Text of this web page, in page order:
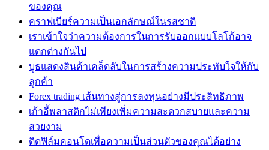
ของคุณ
คราฟเบียร์ความเป็นเอกลักษณ์ในรสชาติ
เราเข้าใจว่าความต้องการในการรับออกแบบโลโก้อาจ
แตกต่างกันไป
บูธแสดงสินค้าเคล็ดลับในการสร้างความประทับใจให้กับ
ลูกค้า
Forex trading เส้นทางสู่การลงทุนอย่างมีประสิทธิภาพ
เก้าอี้พลาสติกไม่เพียงเพิ่มความสะดวกสบายและความ
สวยงาม
ติดฟิล์มคอนโดเพื่อความเป็นส่วนตัวของคุณได้อย่าง